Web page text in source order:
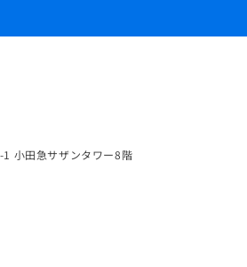
小田急サザンタワー8階